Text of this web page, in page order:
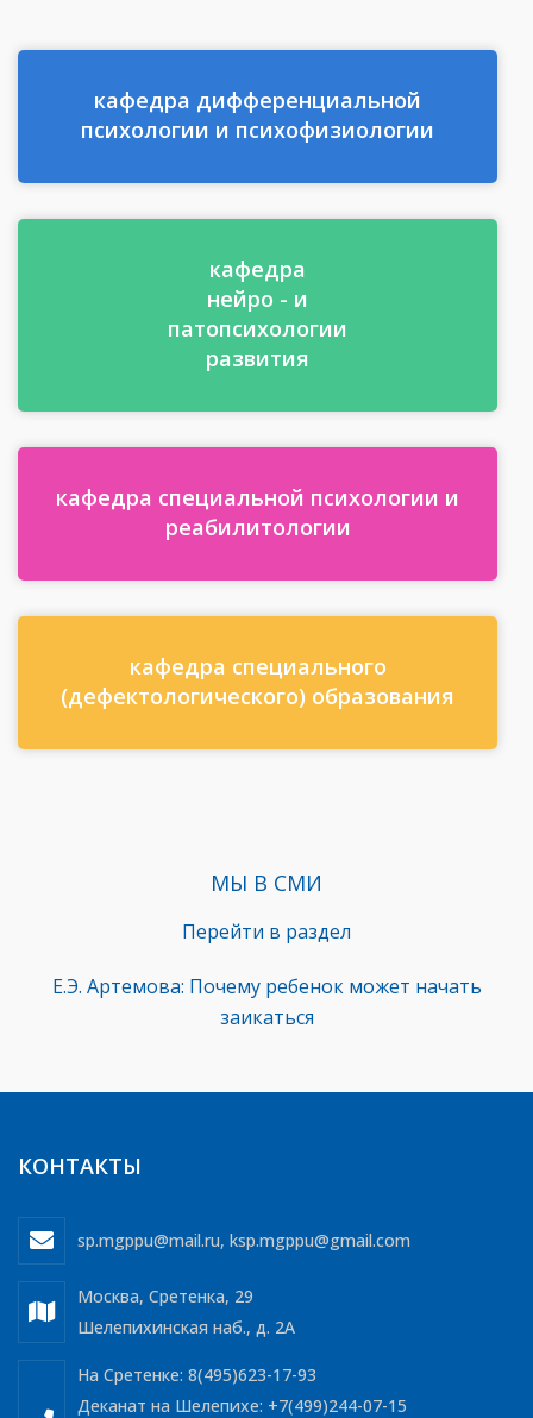
кафедра дифференциальной
психологии и психофизиологии
кафедра
нейро - и
патопсихологии
развития
кафедра специальной психологии и
реабилитологии
кафедра специального
(дефектологического) образования
МЫ В СМИ
Перейти в раздел
Е.Э. Артемова: Почему ребенок может начать
заикаться
КОНТАКТЫ
sp.mgppu@mail.ru, ksp.mgppu@gmail.com
Москва, Сретенка, 29
Шелепихинская наб., д. 2А
На Сретенке: 8(495)623-17-93
Деканат на Шелепихе: +7(499)244-07-15